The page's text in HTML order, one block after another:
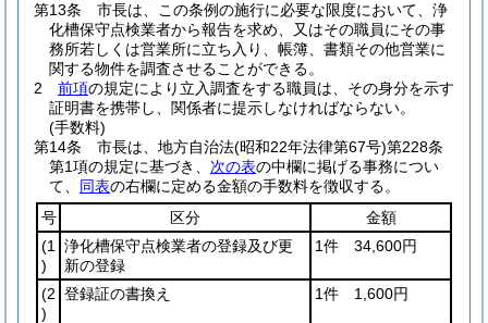
第13条
市長は、この条例の施行に必要な限度において、浄
化槽保守点検業者から報告を求め、又はその職員にその事
務所若しくは営業所に立ち入り、帳簿、書類その他営業に
関する物件を調査させることができる。
2
前項の規定により立入調査をする職員は、その身分を示す
証明書を携帯し、関係者に提示しなければならない。
(手数料)
第14条
市長は、地方自治法(昭和22年法律第67号)第228条
第1項の規定に基づき、 次の表の中欄に掲げる事務につい
て、 同表の右欄に定める金額の手数料を徴収する。
号
区分
金額
(1
)
浄化槽保守点検業者の登録及び更
新の登録
1件 34,600円
(2
)
登録証の書換え 1件 1,600円